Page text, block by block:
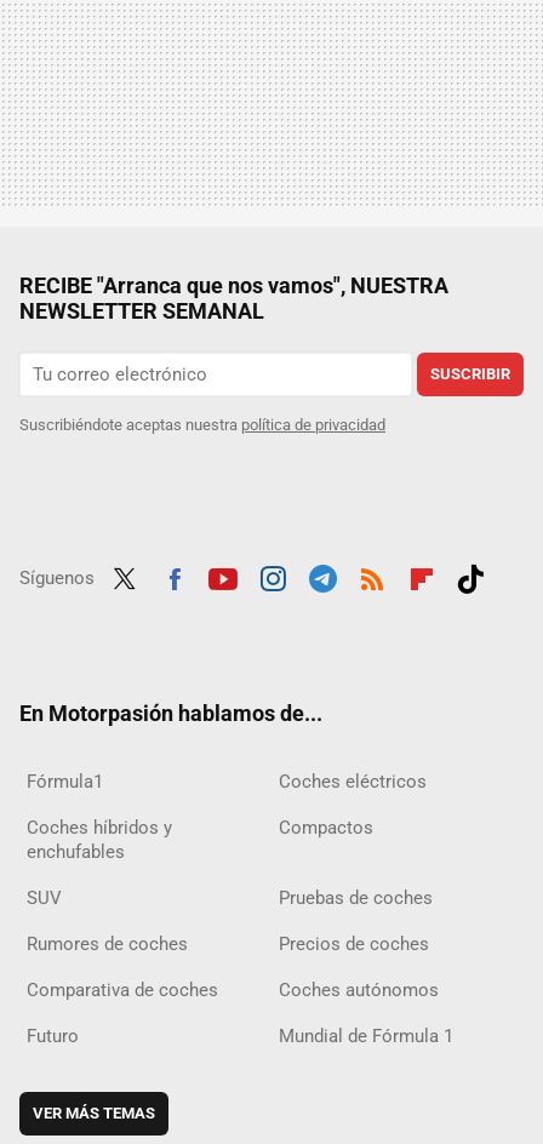
RECIBE "Arranca que nos vamos", NUESTRA
NEWSLETTER SEMANAL
SUSCRIBIR
Suscribiéndote aceptas nuestra política de privacidad
Síguenos
En Motorpasión hablamos de...
Fórmula1 Coches eléctricos
Coches híbridos y
enchufables
Compactos
SUV Pruebas de coches
Rumores de coches Precios de coches
Comparativa de coches Coches autónomos
Futuro Mundial de Fórmula 1
VER MÁS TEMAS